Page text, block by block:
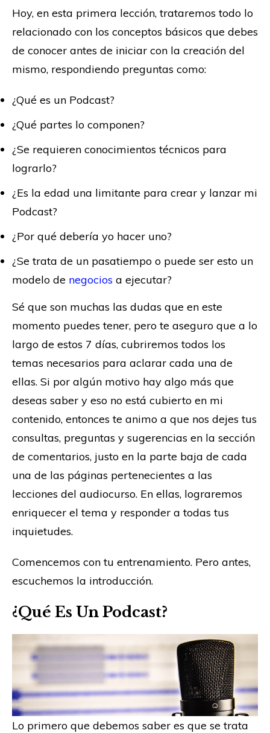
Hoy, en esta primera lección, trataremos todo lo
relacionado con los conceptos básicos que debes
de conocer antes de iniciar con la creación del
mismo, respondiendo preguntas como:
¿Qué es un Podcast?
¿Qué partes lo componen?
¿Se requieren conocimientos técnicos para
lograrlo?
¿Es la edad una limitante para crear y lanzar mi
Podcast?
¿Por qué debería yo hacer uno?
¿Se trata de un pasatiempo o puede ser esto un
modelo de negocios a ejecutar?
Sé que son muchas las dudas que en este
momento puedes tener, pero te aseguro que a lo
largo de estos 7 días, cubriremos todos los
temas necesarios para aclarar cada una de
ellas. Si por algún motivo hay algo más que
deseas saber y eso no está cubierto en mi
contenido, entonces te animo a que nos dejes tus
consultas, preguntas y sugerencias en la sección
de comentarios, justo en la parte baja de cada
una de las páginas pertenecientes a las
lecciones del audiocurso. En ellas, lograremos
enriquecer el tema y responder a todas tus
inquietudes.
Comencemos con tu entrenamiento. Pero antes,
escuchemos la introducción.
¿Qué Es Un Podcast?
Lo primero que debemos saber es que se trata